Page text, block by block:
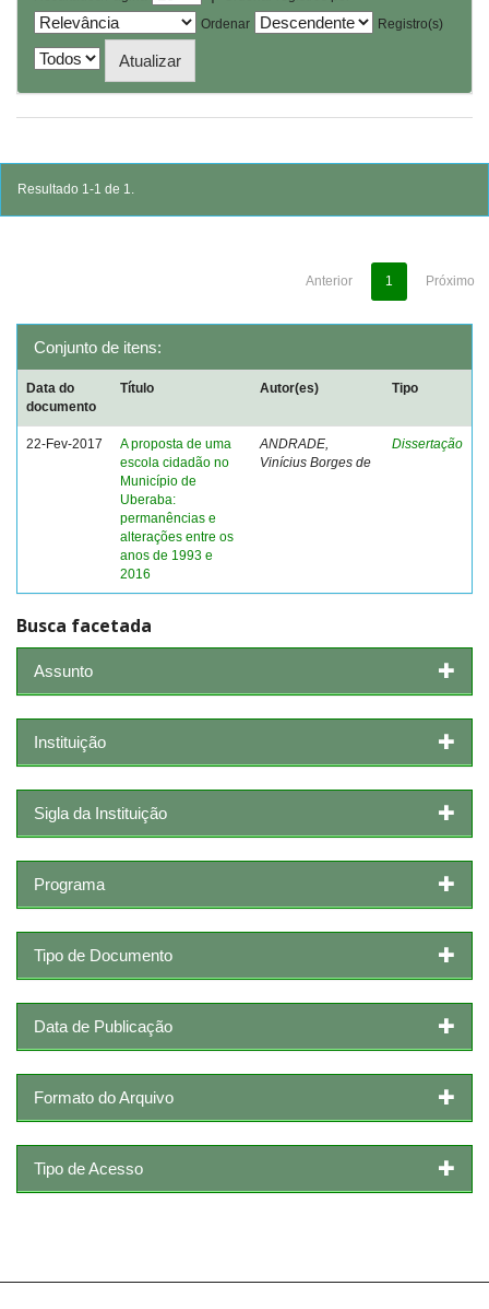
Ordenar
Registro(s)
Resultado 1-1 de 1.
Anterior 1 Próximo
Conjunto de itens:
Data do
documento
Título Autor(es) Tipo
22-Fev-2017
A proposta de uma
escola cidadão no
Município de
Uberaba:
permanências e
alterações entre os
anos de 1993 e
2016
ANDRADE,
Vinícius Borges de
Dissertação
Busca facetada
Assunto
Instituição
Sigla da Instituição
Programa
Tipo de Documento
Data de Publicação
Formato do Arquivo
Tipo de Acesso